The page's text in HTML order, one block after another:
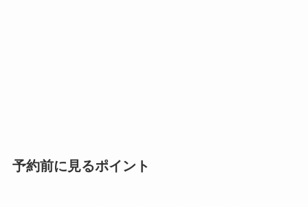
予約前に見るポイント